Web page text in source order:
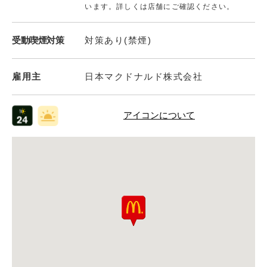
います。詳しくは店舗にご確認ください。
受動喫煙対策 対策あり(禁煙)
雇用主 日本マクドナルド株式会社
アイコンについて